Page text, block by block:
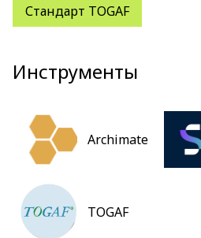
Стандарт TOGAF
Инструменты
Archimate
TOGAF